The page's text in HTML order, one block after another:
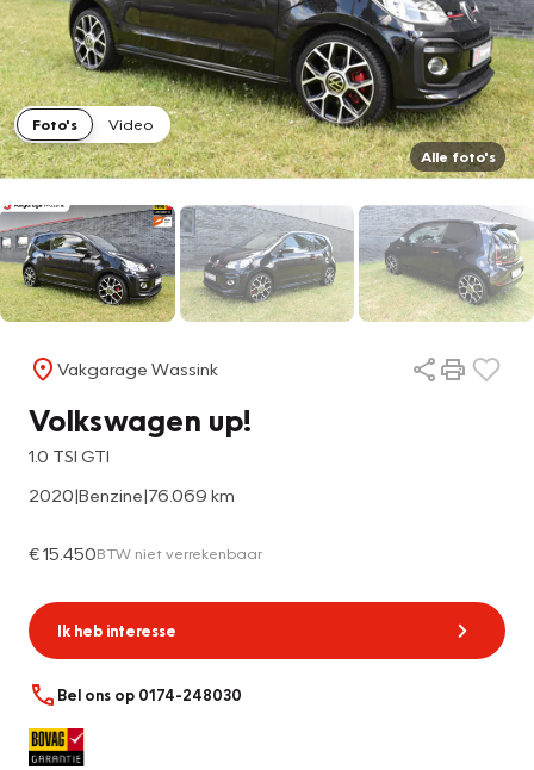
Foto's
Video
Alle foto's
Vakgarage Wassink
Volkswagen up!
1.0 TSI GTI
2020|Benzine|76.069 km
€ 15.450BTW niet verrekenbaar
Ik heb interesse
Bel ons op 0174-248030